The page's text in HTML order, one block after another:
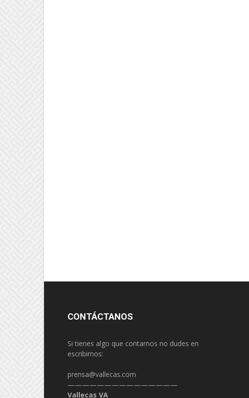
CONTÁCTANOS
Si tienes algo que contarnos no dudes en
escribirnos:
prensa@vallecas.com
———————————————
Vallecas VA